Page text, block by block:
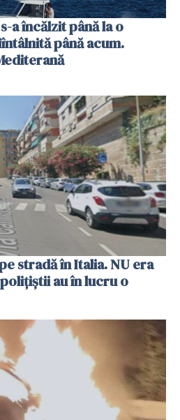
a încălzit până la o
până acum.
stradă în Italia. NU era
au în lucru o